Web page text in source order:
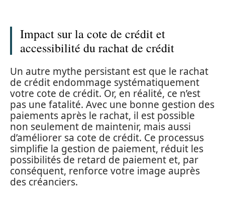
Impact sur la cote de crédit et
accessibilité du rachat de crédit
Un autre mythe persistant est que le rachat
de crédit endommage systématiquement
votre cote de crédit. Or, en réalité, ce n’est
pas une fatalité. Avec une bonne gestion des
paiements après le rachat, il est possible
non seulement de maintenir, mais aussi
d’améliorer sa cote de crédit. Ce processus
simplifie la gestion de paiement, réduit les
possibilités de retard de paiement et, par
conséquent, renforce votre image auprès
des créanciers.